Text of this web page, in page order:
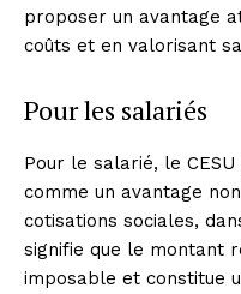
proposer un avantage
coûts et en valorisant
Pour les salariés
Pour le salarié, le
comme un avantage
cotisations sociales,
signifie que le montant
imposable et constitue